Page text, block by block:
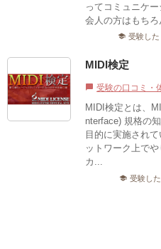
ってコミュニケ
会人の方はもちろ
school 受験した
MIDI検定
chat_bubble 受験の口コミ・
MIDI検定とは、
nterface) 規格の
目的に実施され
ットワーク上で
カ...
school 受験した